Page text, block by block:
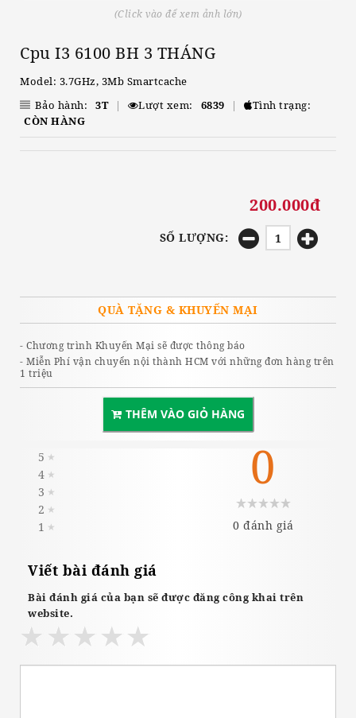
(Click vào để xem ảnh lớn)
Cpu I3 6100 BH 3 THÁNG
Model: 3.7GHz, 3Mb Smartcache
Bảo hành:
3T | Lượt xem: 6839 |
Tình trạng:
CÒN HÀNG
200.000đ
SỐ LƯỢNG:
QUÀ TẶNG & KHUYẾN MẠI
- Chương trình Khuyến Mại sẽ được thông báo
- Miễn Phí vận chuyển nội thành HCM với những đơn hàng trên
1 triệu
THÊM VÀO GIỎ HÀNG
5 ★
4 ★
3 ★
2 ★
1 ★
0
0 đánh giá
Viết bài đánh giá
Bài đánh giá của bạn sẽ được đăng công khai trên
website.